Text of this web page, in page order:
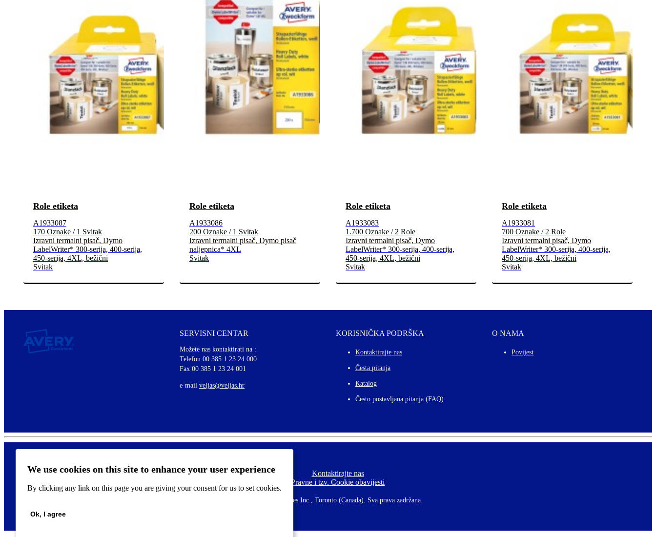
We use cookies on this site to enhance your user experience
By clicking any link on this page you are giving your consent for us to set cookies.
Ok, I agree
Role etiketa
A1933087
170 Oznake / 1 Svitak
Izravni termalni pisač, Dymo
LabelWriter* 300-serija, 400-serija,
450-serija, 4XL, bežični
Svitak
Role etiketa
A1933086
200 Oznake / 1 Svitak
Izravni termalni pisač, Dymo pisač
naljepnica* 4XL
Svitak
Role etiketa
A1933083
1.700 Oznake / 2 Role
Izravni termalni pisač, Dymo
LabelWriter* 300-serija, 400-serija,
450-serija, 4XL, bežični
Svitak
Role etiketa
A1933081
700 Oznake / 2 Role
Izravni termalni pisač, Dymo
LabelWriter* 300-serija, 400-serija,
450-serija, 4XL, bežični
Svitak
SERVISNI CENTAR
Možete nas kontaktirati na :
Telefon 00 385 1 23 24 000
Fax 00 385 1 23 24 001
e-mail veljas@veljas.hr
KORISNIČKA PODRŠKA
Kontaktirajte nas
Česta pitanja
Katalog
Često postavljana pitanja (FAQ)
O NAMA
Povijest
F
o
t
Kontaktirajte nas
Pravne i tzv. Cookie obavijesti
2026 CCL Industries Inc., Toronto (Canada). Sva prava zadržana.